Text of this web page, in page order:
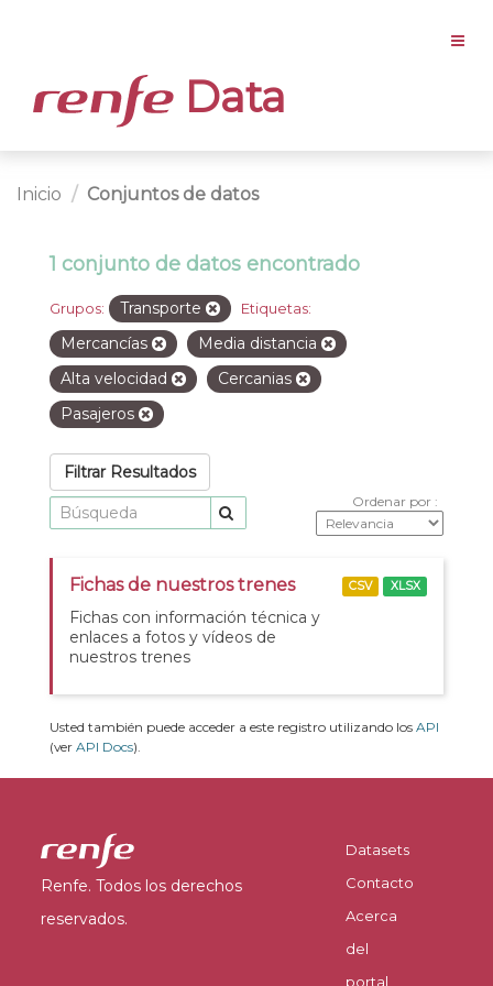
Data
Inicio Conjuntos de datos
1 conjunto de datos encontrado
Grupos: Transporte Etiquetas:
Mercancías
Media distancia
Alta velocidad
Cercanias
Pasajeros
Filtrar Resultados
Ordenar por
Fichas de nuestros trenes
Fichas con información técnica y
enlaces a fotos y vídeos de
nuestros trenes
CSV XLSX
Usted también puede acceder a este registro utilizando los API
(ver API Docs).
Renfe. Todos los derechos
reservados.
Datasets
Contacto
Acerca
del
portal